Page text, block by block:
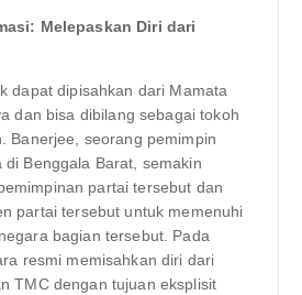
Melepaskan Diri dari
dapat dipisahkan dari Mamata
dan bisa dibilang sebagai tokoh
Banerjee, seorang pemimpin
di Benggala Barat, semakin
partai tersebut dan
partai tersebut untuk memenuhi
bagian tersebut. Pada
resmi memisahkan diri dari
TMC dengan tujuan eksplisit